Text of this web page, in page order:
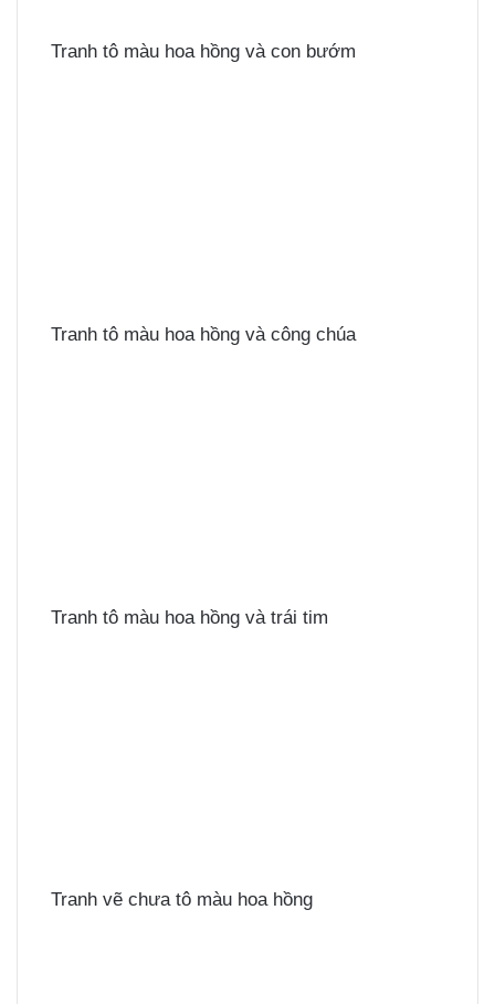
Tranh tô màu hoa hồng và con bướm
Tranh tô màu hoa hồng và công chúa
Tranh tô màu hoa hồng và trái tim
Tranh vẽ chưa tô màu hoa hồng